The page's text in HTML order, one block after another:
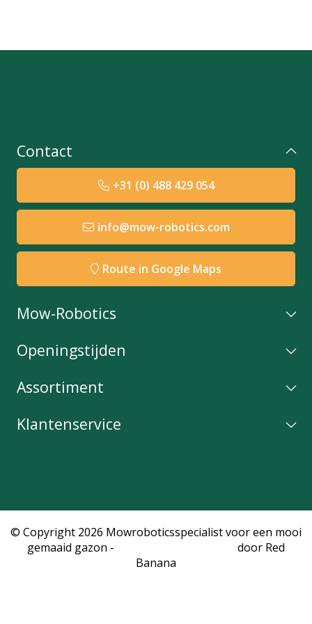
werkzaamheden bij zoals bijv. straatwerk of meerdere
Contact
+31 (0) 488 429 054
info@mow-robotics.com
Route in Google Maps
Mow-Robotics
Openingstijden
Assortiment
Klantenservice
© Copyright 2026 Mowroboticsspecialist voor een mooi
gemaaid gazon -
door Red
Banana